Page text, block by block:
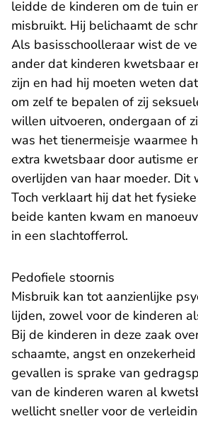
leidde de kinderen om de tuin
misbruikt. Hij belichaamt de
Als basisschoolleraar wist de
ander dat kinderen kwetsbaar
zijn en had hij moeten weten
om zelf te bepalen of zij
willen uitvoeren, ondergaan of
was het tienermeisje waarmee
extra kwetsbaar door autisme
overlijden van haar moeder. Dit
Toch verklaart hij dat het
beide kanten kwam en
in een slachtofferrol.
Pedofiele stoornis
Misbruik kan tot aanzienlijke
lijden, zowel voor de kinderen
Bij de kinderen in deze zaak
schaamte, angst en
gevallen is sprake van
van de kinderen waren al
wellicht sneller voor de